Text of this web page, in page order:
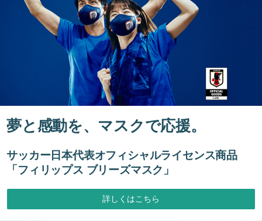
夢と感動を、マスクで応援。
サッカー日本代表オフィシャルライセンス商品
「フィリップス ブリーズマスク」
詳しくはこちら